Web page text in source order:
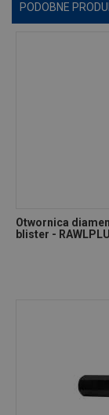
PODOBNE
Otwornica
blister -